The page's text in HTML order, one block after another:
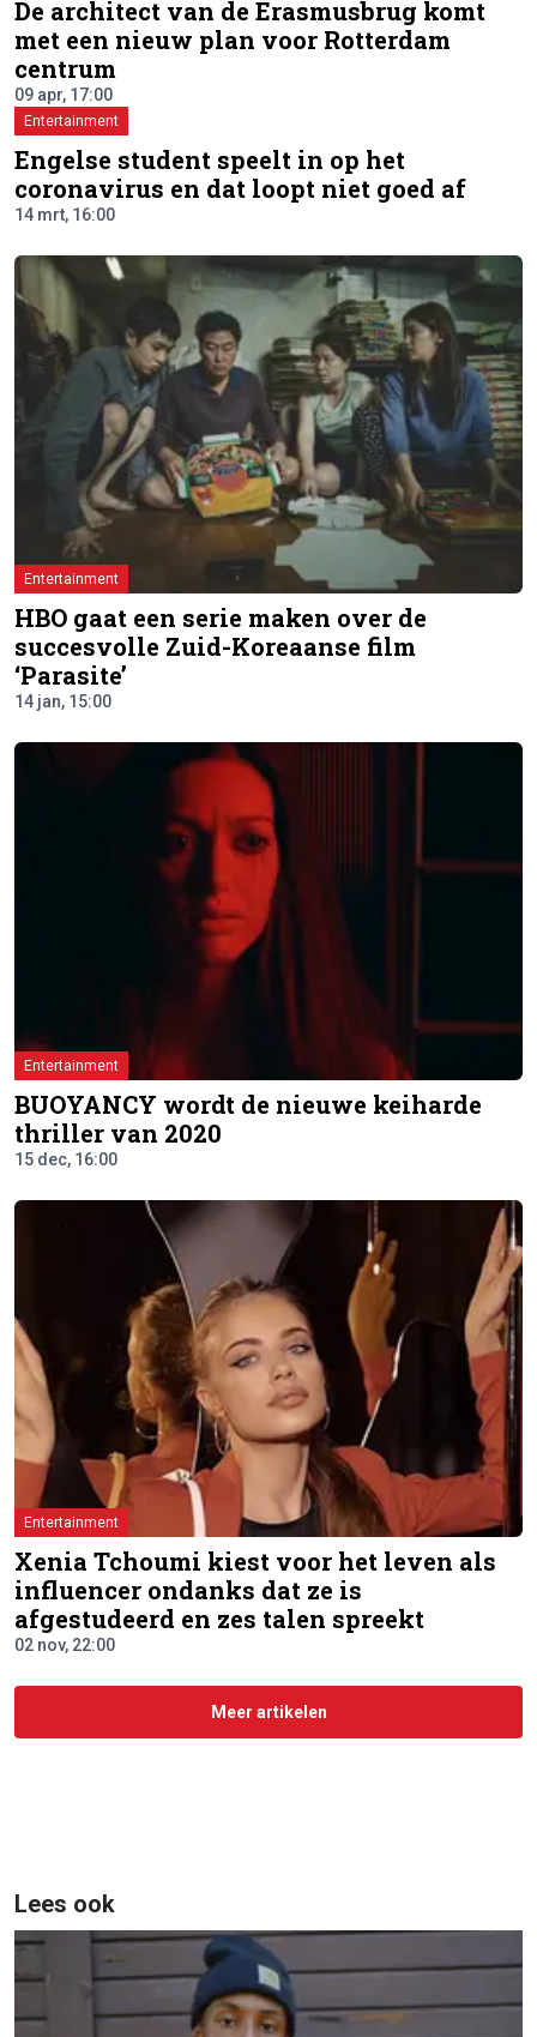
De architect van de Erasmusbrug komt
met een nieuw plan voor Rotterdam
centrum
09 apr, 17:00
Entertainment
Engelse student speelt in op het
coronavirus en dat loopt niet goed af
14 mrt, 16:00
Entertainment
HBO gaat een serie maken over de
succesvolle Zuid-Koreaanse film
‘Parasite’
14 jan, 15:00
Entertainment
BUOYANCY wordt de nieuwe keiharde
thriller van 2020
15 dec, 16:00
Entertainment
Xenia Tchoumi kiest voor het leven als
influencer ondanks dat ze is
afgestudeerd en zes talen spreekt
02 nov, 22:00
Meer artikelen
Lees ook